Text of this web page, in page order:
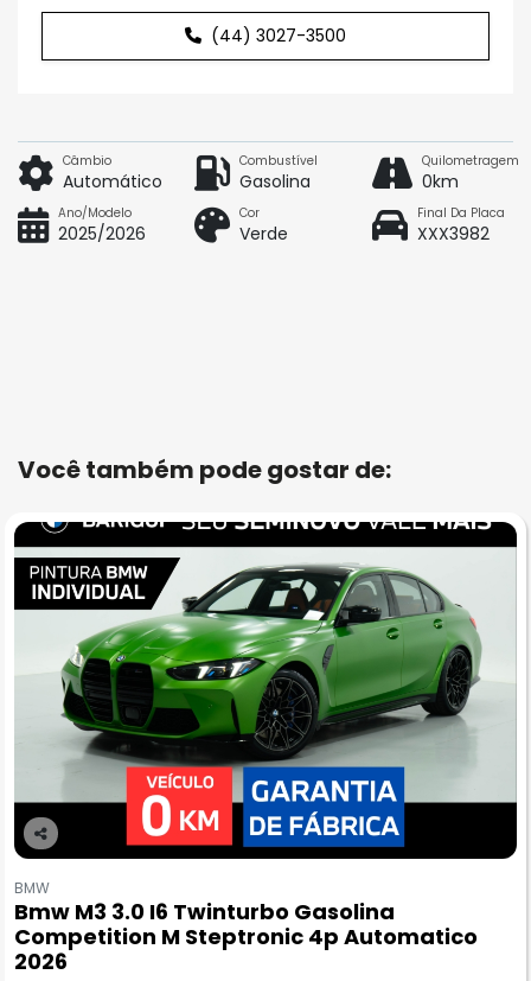
(44) 3027-3500
Câmbio
Automático
Combustível
Gasolina
Quilometragem
0km
Ano/Modelo
2025/2026
Cor
Verde
Final Da Placa
XXX3982
Você também pode gostar de:
Co
pa
rtil
he
BMW
Bmw M3 3.0 I6 Twinturbo Gasolina
Competition M Steptronic 4p Automatico
2026